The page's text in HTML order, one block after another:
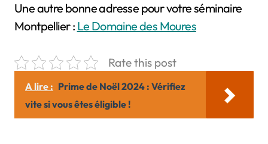
Une autre bonne adresse pour votre séminaire
Montpellier : Le Domaine des Moures
Rate this post
A lire : Prime de Noël 2024 : Vérifiez
vite si vous êtes éligible !